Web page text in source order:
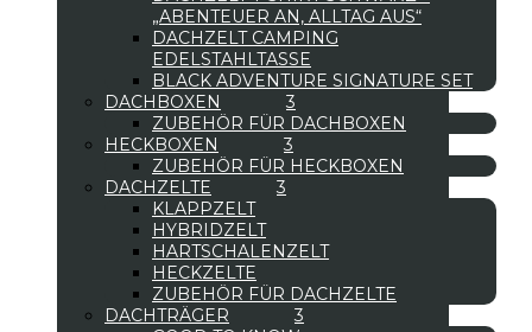
„ABENTEUER AN, ALLTAG AUS“
DACHZELT CAMPING
EDELSTAHLTASSE
BLACK ADVENTURE SIGNATURE SET
DACHBOXEN
ZUBEHÖR FÜR DACHBOXEN
HECKBOXEN
ZUBEHÖR FÜR HECKBOXEN
DACHZELTE
KLAPPZELT
HYBRIDZELT
HARTSCHALENZELT
HECKZELTE
ZUBEHÖR FÜR DACHZELTE
DACHTRÄGER